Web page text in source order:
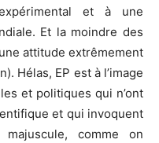
et à une
Et la moindre des
attitude extrêmement
Hélas, EP est à l’image
et politiques qui n’ont
et qui invoquent
comme on